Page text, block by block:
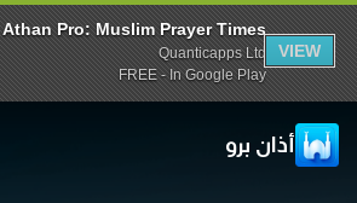
Athan Pro: Muslim Prayer Times
Quanticapps Ltd
FREE - In Google Play
VIEW
أذان برو